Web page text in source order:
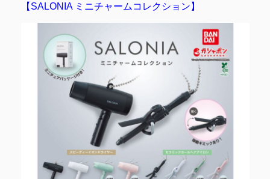
【SALONIA ミニチャームコレクション】